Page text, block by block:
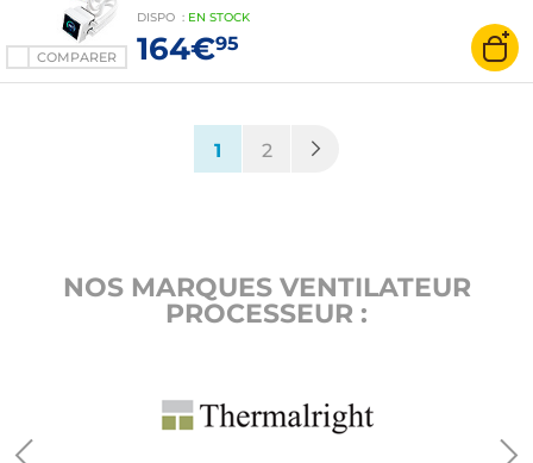
COMPARER
3.4" pour socket Intel et AMD
DISPO : EN STOCK
164€95
1 (current)
2
NOS MARQUES VENTILATEUR
PROCESSEUR :